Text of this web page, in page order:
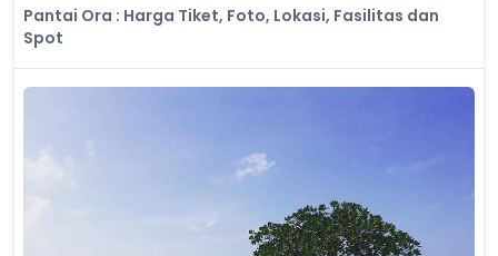
Pantai Ora : Harga Tiket, Foto, Lokasi, Fasilitas dan
Spot